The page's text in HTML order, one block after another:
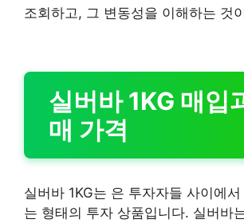
조회하고, 그 변동성을 이해하는 것
실버바 1KG 매입
매 가격
실버바 1KG는 은 투자자들 사이에
는 형태의 투자 상품입니다. 실버바